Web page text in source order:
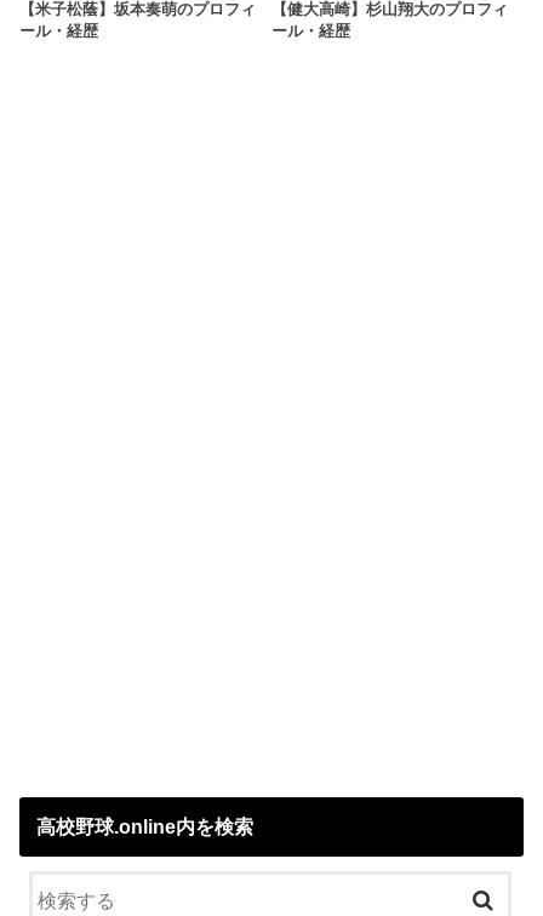
【米子松蔭】坂本奏萌のプロフィ
ール・経歴
【健大高崎】杉山翔大のプロフィ
ール・経歴
高校野球.online内を検索